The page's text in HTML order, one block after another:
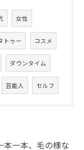
女性
トゥー コスメ
ダウンタイム
芸能人 セルフ
本一本、毛の様な